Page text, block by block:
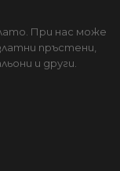
При нас може
пръстени,
и други.